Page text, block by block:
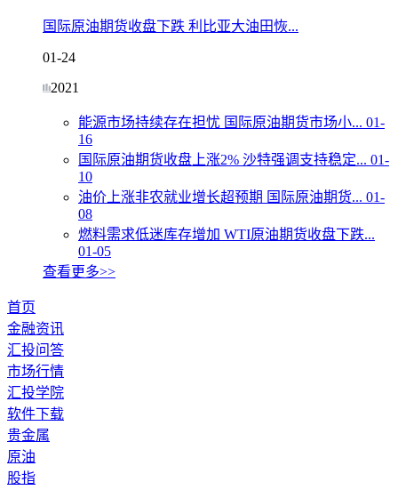
国际原油期货收盘下跌 利比亚大油田恢...
01-24
2021
能源市场持续存在担忧 国际原油期货市场小... 01-
16
国际原油期货收盘上涨2% 沙特强调支持稳定... 01-
10
油价上涨非农就业增长超预期 国际原油期货... 01-
08
燃料需求低迷库存增加 WTI原油期货收盘下跌...
01-05
查看更多>>
首页
金融资讯
汇投问答
市场行情
汇投学院
软件下载
贵金属
原油
股指